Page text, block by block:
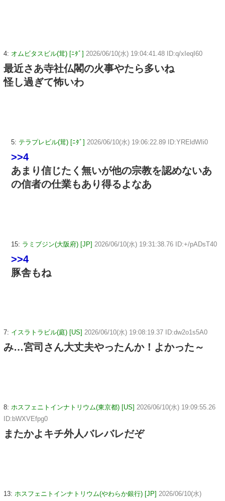
4: オムビタスビル(茸) [ﾆﾀﾞ] 2026/06/10(水) 19:04:41.48 ID:q/xIeqI60
最近さあ寺社仏閣の火事やたら多いね
怪し過ぎて怖いわ
5: テラプレビル(茸) [ﾆﾀﾞ] 2026/06/10(水) 19:06:22.89 ID:YREldWIi0
>>4
あまり信じたく無いが他の宗教を認めないあ
の信者の仕業もあり得るよなあ
15: ラミブジン(大阪府) [JP] 2026/06/10(水) 19:31:38.76 ID:+/pADsT40
>>4
豚舎もね
7: イスラトラビル(庭) [US] 2026/06/10(水) 19:08:19.37 ID:dw2o1s5A0
み…宮司さん大丈夫やったんか！よかった～
8: ホスフェニトインナトリウム(東京都) [US] 2026/06/10(水) 19:09:55.26
ID:bWXVEfpg0
またかよキチ外人バレバレだぞ
13: ホスフェニトインナトリウム(やわらか銀行) [JP] 2026/06/10(水)